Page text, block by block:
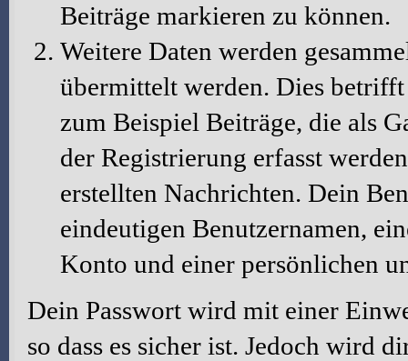
Beiträge markieren zu können.
Weitere Daten werden
übermittelt werden. Dies
zum Beispiel Beiträge, die als
der Registrierung erfasst
erstellten Nachrichten. Dein
eindeutigen Benutzernamen,
Konto und einer persönlichen
Dein Passwort wird mit einer
so dass es sicher ist. Jedoch wird